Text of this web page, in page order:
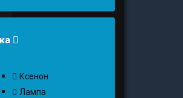
Ксенон
Лампа